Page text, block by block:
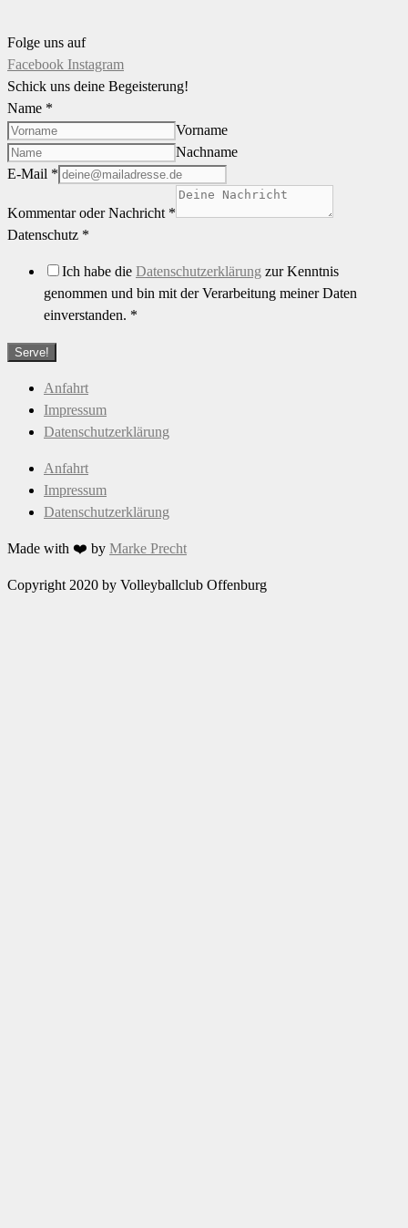
Folge uns auf
Facebook Instagram
Schick uns deine Begeisterung!
Name *
Vorname
Nachname
E-Mail *
Kommentar oder Nachricht *
Datenschutz *
Ich habe die Datenschutzerklärung zur Kenntnis
genommen und bin mit der Verarbeitung meiner Daten
einverstanden. *
Serve!
Anfahrt
Impressum
Datenschutzerklärung
Anfahrt
Impressum
Datenschutzerklärung
Made with ❤️ by Marke Precht
Copyright 2020 by Volleyballclub Offenburg